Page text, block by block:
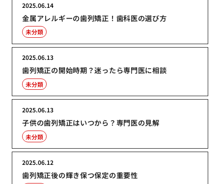
金属アレルギーの歯列矯正！歯科医の選び方
2025.06.14
未分類
歯列矯正の開始時期？迷ったら専門医に相談
2025.06.13
未分類
子供の歯列矯正はいつから？専門医の見解
2025.06.13
未分類
歯列矯正後の輝き保つ保定の重要性
2025.06.12